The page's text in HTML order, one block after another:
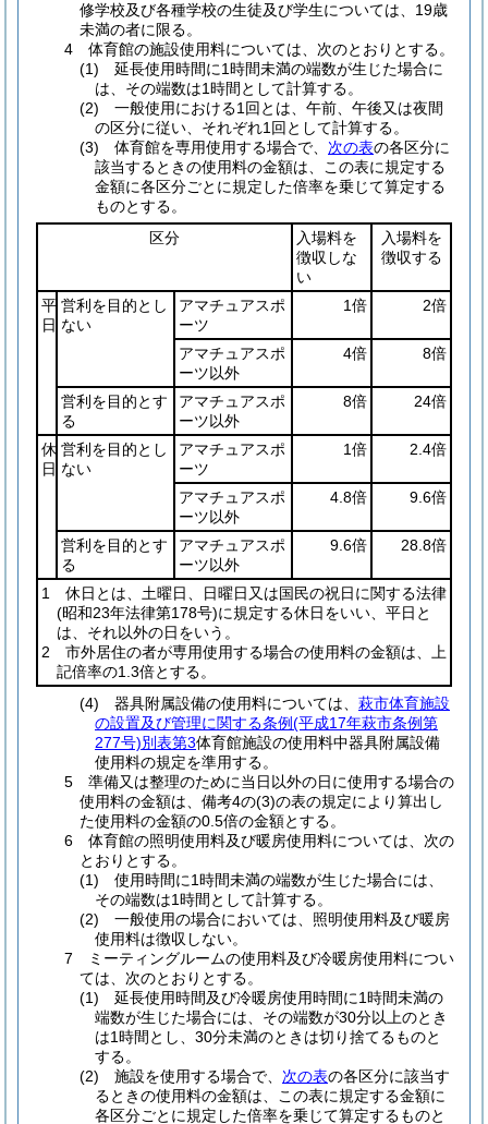
修学校及び各種学校の生徒及び学生については、19歳
未満の者に限る。
4 体育館の施設使用料については、次のとおりとする。
(1) 延長使用時間に1時間未満の端数が生じた場合に
は、その端数は1時間として計算する。
(2) 一般使用における1回とは、午前、午後又は夜間
の区分に従い、それぞれ1回として計算する。
(3) 体育館を専用使用する場合で、 次の表の各区分に
該当するときの使用料の金額は、この表に規定する
金額に各区分ごとに規定した倍率を乗じて算定する
ものとする。
区分
入場料を
徴収しな
い
入場料を
徴収する
平
日
営利を目的とし
ない
アマチュアスポ
ーツ
1倍 2倍
アマチュアスポ
ーツ以外
4倍 8倍
営利を目的とす
る
アマチュアスポ
ーツ以外
8倍 24倍
休
日
営利を目的とし
ない
アマチュアスポ
ーツ
1倍 2.4倍
アマチュアスポ
ーツ以外
4.8倍 9.6倍
営利を目的とす
る
アマチュアスポ
ーツ以外
9.6倍 28.8倍
1 休日とは、土曜日、日曜日又は国民の祝日に関する法律
(昭和23年法律第178号)に規定する休日をいい、平日と
は、それ以外の日をいう。
2 市外居住の者が専用使用する場合の使用料の金額は、上
記倍率の1.3倍とする。
(4) 器具附属設備の使用料については、萩市体育施設
の設置及び管理に関する条例(平成17年萩市条例第
277号)別表第3体育館施設の使用料中器具附属設備
使用料の規定を準用する。
5 準備又は整理のために当日以外の日に使用する場合の
使用料の金額は、備考4の(3)の表の規定により算出し
た使用料の金額の0.5倍の金額とする。
6 体育館の照明使用料及び暖房使用料については、次の
とおりとする。
(1) 使用時間に1時間未満の端数が生じた場合には、
その端数は1時間として計算する。
(2) 一般使用の場合においては、照明使用料及び暖房
使用料は徴収しない。
7 ミーティングルームの使用料及び冷暖房使用料につい
ては、次のとおりとする。
(1) 延長使用時間及び冷暖房使用時間に1時間未満の
端数が生じた場合には、その端数が30分以上のとき
は1時間とし、30分未満のときは切り捨てるものと
する。
(2) 施設を使用する場合で、 次の表の各区分に該当す
るときの使用料の金額は、この表に規定する金額に
各区分ごとに規定した倍率を乗じて算定するものと